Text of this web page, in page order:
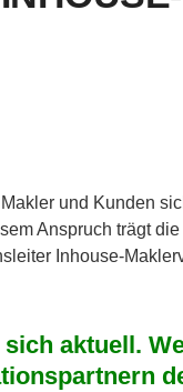
und Kunden
Anspruch trägt
Inhouse-
aktuell.